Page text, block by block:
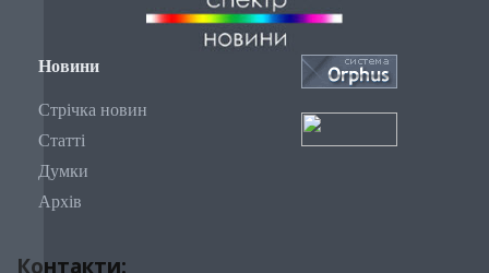
Новини
Стрічка новин
Статті
Думки
Архів
Контакти: